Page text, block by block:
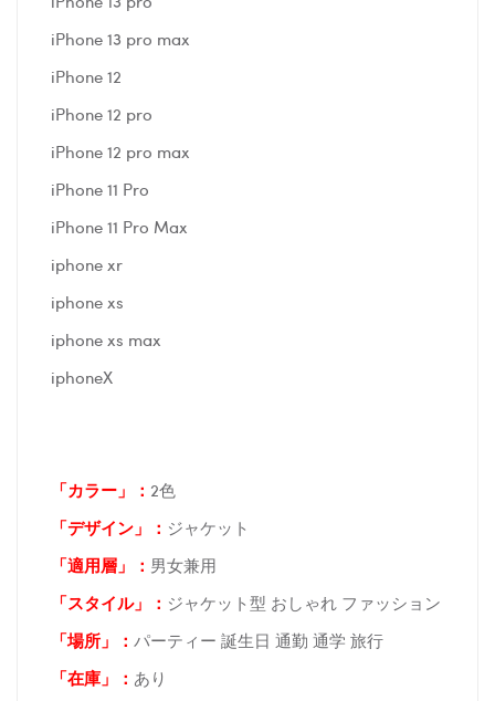
iPhone 13 pro max
iPhone 12
iPhone 12 pro
iPhone 12 pro max
iPhone 11 Pro
iPhone 11 Pro Max
iphone xr
iphone xs
iphone xs max
iphoneX
「カラー」： 2色
「デザイン」
： ジャケット
「適用層」： 男女兼用
「スタイル」： ジャケット型 おしゃれ ファッション
「場所 」： パーティー 誕生日 通勤 通学 旅行
「在庫 」： あり